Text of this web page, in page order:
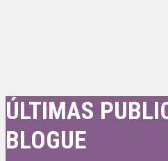
ÚLTIMAS
BLOGUE